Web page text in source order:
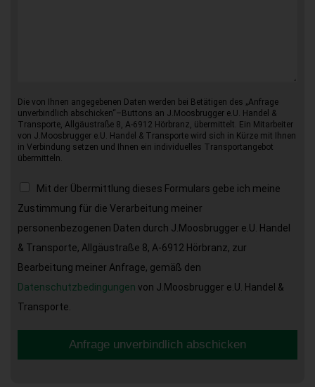
Die von Ihnen angegebenen Daten werden bei Betätigen des „Anfrage
unverbindlich abschicken“–Buttons an J.Moosbrugger e.U. Handel &
Transporte, Allgäustraße 8, A-6912 Hörbranz, übermittelt. Ein Mitarbeiter
von J.Moosbrugger e.U. Handel & Transporte wird sich in Kürze mit Ihnen
in Verbindung setzen und Ihnen ein individuelles Transportangebot
übermitteln.
Mit der Übermittlung dieses Formulars gebe ich meine
Zustimmung für die Verarbeitung meiner
personenbezogenen Daten durch J.Moosbrugger e.U. Handel
& Transporte, Allgäustraße 8, A-6912 Hörbranz, zur
Bearbeitung meiner Anfrage, gemäß den
Datenschutzbedingungen von J.Moosbrugger e.U. Handel &
Transporte.
Anfrage unverbindlich abschicken